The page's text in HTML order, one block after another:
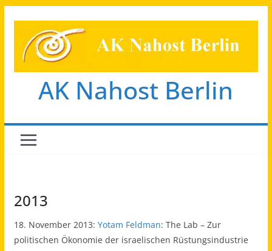
springen
AK Nahost Berlin
2013
18. November 2013: Yotam Feldman: The Lab – Zur
politischen Ökonomie der israelischen Rüstungsindustrie